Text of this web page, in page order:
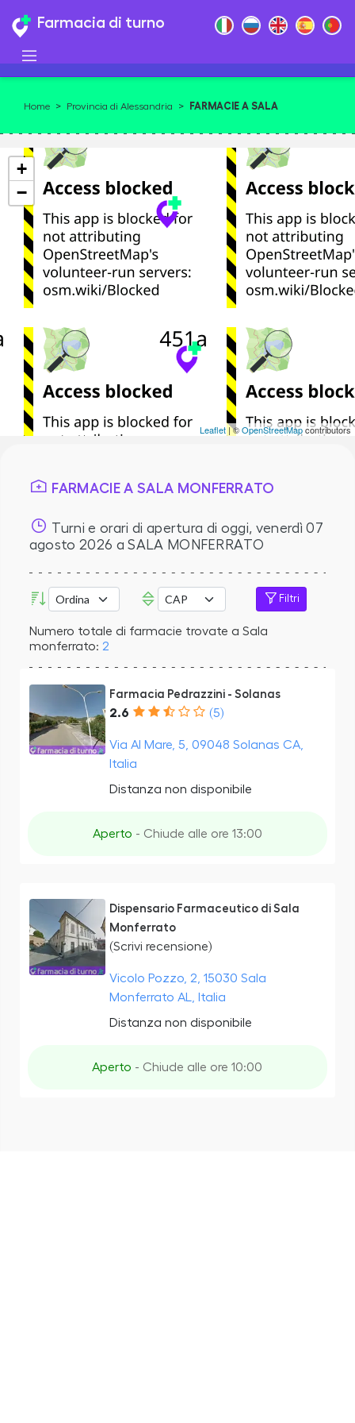
Farmacia di turno
Home > Provincia di Alessandria >
FARMACIE A SALA
+
−
Leaflet| ©OpenStreetMapcontributors
FARMACIE A SALA MONFERRATO
Turni e orari di apertura di oggi, venerdì 07
agosto 2026 a SALA MONFERRATO
Filtri
Numero totale di farmacie trovate a Sala
monferrato: 2
Farmacia Pedrazzini - Solanas
2.6 (5)
Via Al Mare, 5, 09048 Solanas CA,
Italia
Distanza non disponibile
Aperto - Chiude alle ore 13:00
Dispensario Farmaceutico di Sala
Monferrato
(Scrivi recensione)
Vicolo Pozzo, 2, 15030 Sala
Monferrato AL, Italia
Distanza non disponibile
Aperto - Chiude alle ore 10:00